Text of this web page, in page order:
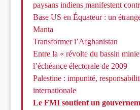
paysans indiens manifestent
Base US en Équateur : un
Manta
Transformer l’Afghanistan
Entre la « révolte du bassin
l’échéance électorale de 2009
Palestine : impunité,
internationale
Le FMI soutient un